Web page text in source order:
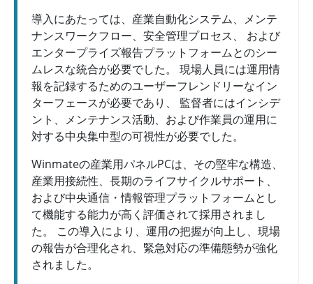
導入にあたっては、産業自動化システム、メンテ
ナンスワークフロー、安全管理プロセス、 および
エンタープライズ報告プラットフォームとのシー
ムレスな統合が必要でした。 現場人員には運用情
報を記録するためのユーザーフレンドリーなイン
ターフェースが必要であり、 監督者にはインシデ
ント、メンテナンス活動、および作業員の運用に
対する中央集中型の可視性が必要でした。
Winmateの産業用パネルPCは、その堅牢な構造、
産業用接続性、長期のライフサイクルサポート、
および中央通信・情報管理プラットフォームとし
て機能する能力が高く評価されて採用されまし
た。 この導入により、運用の把握が向上し、現場
の報告が合理化され、緊急対応の準備態勢が強化
されました。